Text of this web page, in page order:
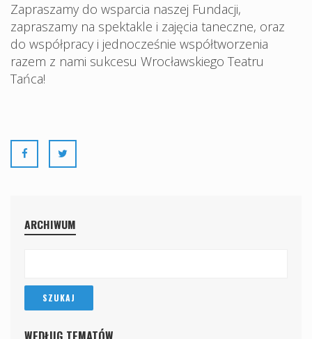
Zapraszamy do wsparcia naszej Fundacji,
zapraszamy na spektakle i zajęcia taneczne, oraz
do współpracy i jednocześnie współtworzenia
razem z nami sukcesu Wrocławskiego Teatru
Tańca!
ARCHIWUM